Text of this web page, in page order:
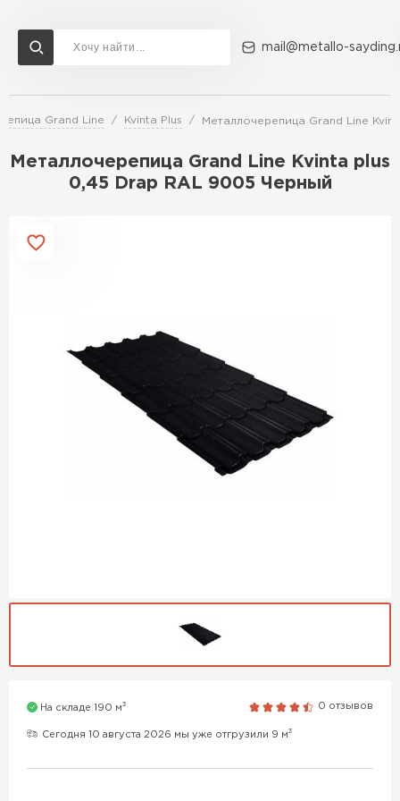
mail@metallo-
Grand Line Kvinta Plus Металлочерепица Grand Line
Металлочерепица Grand Line Kvinta plus
0,45 Drap RAL 9005 Черный
На складе 190 м3 0 отзывов
Сегодня 10 августа 2026 мы уже отгрузили 9 м3
Доставка и оплата Акции О компании Контакты
Перейти в каталог